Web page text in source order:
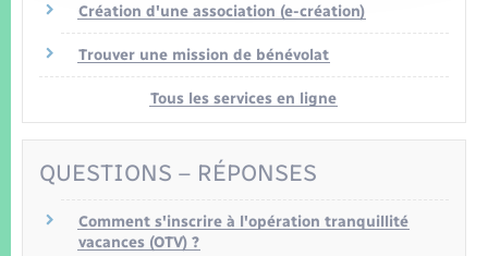
Création d'une association (e-création)
Trouver une mission de bénévolat
Tous les services en ligne
QUESTIONS – RÉPONSES
Comment s'inscrire à l'opération tranquillité
vacances (OTV) ?